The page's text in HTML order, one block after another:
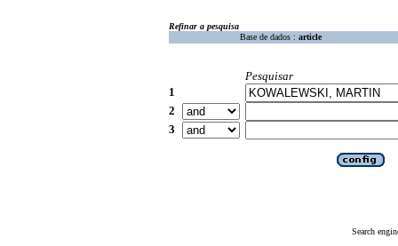
Refinar a pesquisa
Base de dados : article
Pesquisar
1
2
3
Search